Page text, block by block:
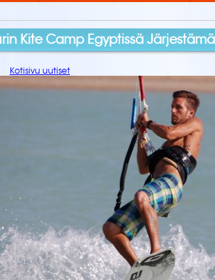
Kite Camp Egyptissä
Kotisivu uutiset